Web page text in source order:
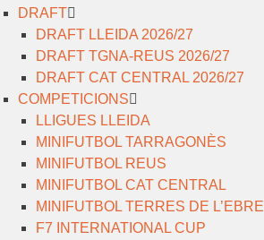
DRAFT
DRAFT LLEIDA 2026/27
DRAFT TGNA-REUS 2026/27
DRAFT CAT CENTRAL 2026/27
COMPETICIONS
LLIGUES LLEIDA
MINIFUTBOL TARRAGONÈS
MINIFUTBOL REUS
MINIFUTBOL CAT CENTRAL
MINIFUTBOL TERRES DE L’EBRE
F7 INTERNATIONAL CUP